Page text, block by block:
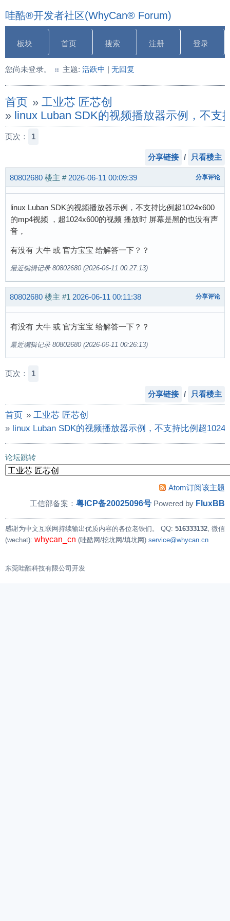
哇酷®开发者社区(WhyCan® Forum)
板块 首页 搜索 注册 登录
您尚未登录。 主题: 活跃中 | 无回复
首页 » 工业芯 匠芯创
» linux Luban SDK的视频播放器示例，不支
页次： 1
分享链接 / 只看楼主
80802680 楼主 # 2026-06-11 00:09:39 分享评论
linux Luban SDK的视频播放器示例，不支持比例超1024x600
的mp4视频 ，超1024x600的视频 播放时 屏幕是黑的也没有声
音，
有没有 大牛 或 官方宝宝 给解答一下？？
最近编辑记录 80802680 (2026-06-11 00:27:13)
80802680 楼主 #1 2026-06-11 00:11:38 分享评论
有没有 大牛 或 官方宝宝 给解答一下？？
最近编辑记录 80802680 (2026-06-11 00:26:13)
页次： 1
分享链接 / 只看楼主
首页 » 工业芯 匠芯创
» linux Luban SDK的视频播放器示例，不支持比例超
论坛跳转
Atom订阅该主题
工信部备案： 粤ICP备20025096号 Powered by FluxBB
感谢为中文互联网持续输出优质内容的各位老铁们。 QQ: 516333132, 微信
(wechat): whycan_cn (哇酷网/挖坑网/填坑网) service@whycan.cn
东莞哇酷科技有限公司开发